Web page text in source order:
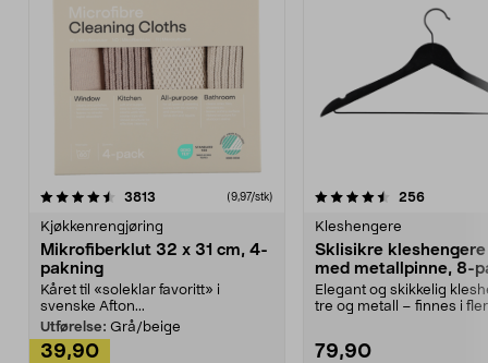
3813 anmeldelser(9,97/stk)
Kjøkkenrengjøring
Mikrofiberklut 32 x 31 cm, 4-
pakning
Kåret til «soleklar favoritt» i
svenske Afton...
Utførelse: Grå/beige
39,90
4.5av 5 stjerner 256
Kleshengere
Sklisikre
med metallpinne, 8-
Elegant og skikkelig
tre og metall – finnes i
79,90
4.5av 5 stjerner